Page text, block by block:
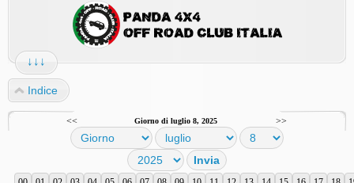
↓↓↓
Indice
<< Giorno di luglio 8, 2025 >>